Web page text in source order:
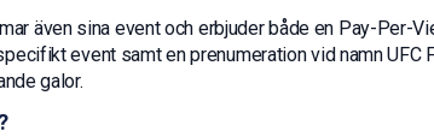
även sina event och erbjuder både en Pay-Per-
event samt en prenumeration vid namn UFC
galor.